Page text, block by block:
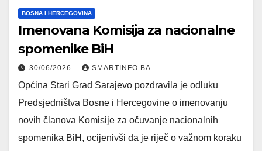
BOSNA I HERCEGOVINA
Imenovana Komisija za nacionalne
spomenike BiH
30/06/2026 SMARTINFO.BA
Općina Stari Grad Sarajevo pozdravila je odluku
Predsjedništva Bosne i Hercegovine o imenovanju
novih članova Komisije za očuvanje nacionalnih
spomenika BiH, ocijenivši da je riječ o važnom koraku